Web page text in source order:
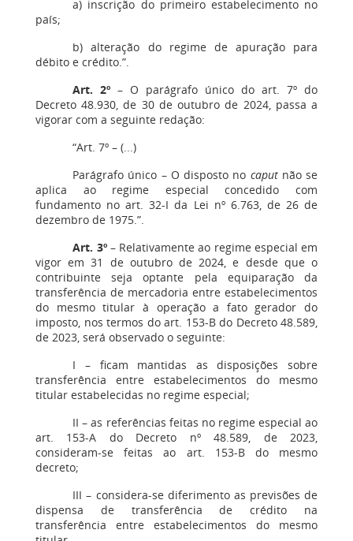
a) inscrição do primeiro estabelecimento no
país;
b) alteração do regime de apuração para
débito e crédito.”.
Art. 2º – O parágrafo único do art. 7º do
Decreto 48.930, de 30 de outubro de 2024, passa a
vigorar com a seguinte redação:
“Art. 7º – (...)
Parágrafo único – O disposto no caput não se
aplica ao regime especial concedido com
fundamento no art. 32-I da Lei nº 6.763, de 26 de
dezembro de 1975.”.
Art. 3º– Relativamente ao regime especial em
vigor em 31 de outubro de 2024, e desde que o
contribuinte seja optante pela equiparação da
transferência de mercadoria entre estabelecimentos
do mesmo titular à operação a fato gerador do
imposto, nos termos do art. 153-B do Decreto 48.589,
de 2023, será observado o seguinte:
I – ficam mantidas as disposições sobre
transferência entre estabelecimentos do mesmo
titular estabelecidas no regime especial;
II – as referências feitas no regime especial ao
art. 153-A do Decreto nº 48.589, de 2023,
consideram-se feitas ao art. 153-B do mesmo
decreto;
III – considera-se diferimento as previsões de
dispensa de transferência de crédito na
transferência entre estabelecimentos do mesmo